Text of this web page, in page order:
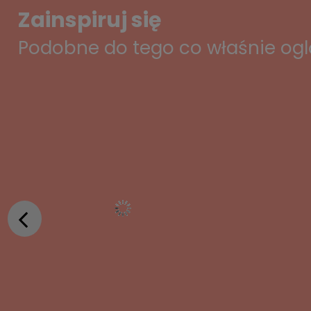
Zainspiruj się
Podobne do tego co właśnie